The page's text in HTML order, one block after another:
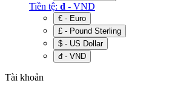
Tiền tệ: đ - VND
€ - Euro
£ - Pound Sterling
$ - US Dollar
đ - VND
Tài khoản